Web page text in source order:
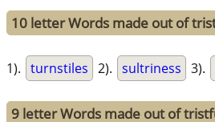
10 letter Words made out of
1). turnstiles 2). sultriness 3).
9 letter Words made out of